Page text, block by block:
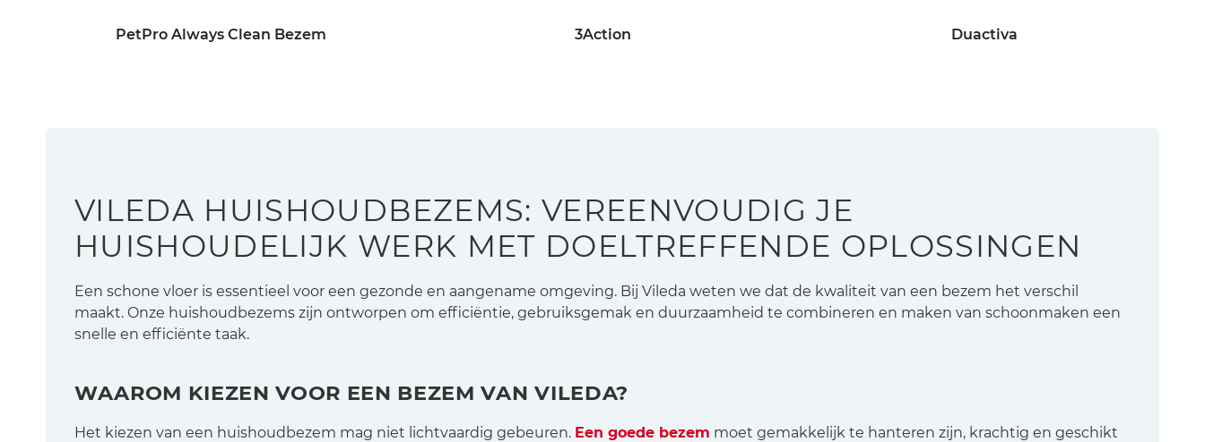
PetPro Always Clean Bezem 3Action Duactiva
VILEDA HUISHOUDBEZEMS: VEREENVOUDIG JE
HUISHOUDELIJK WERK MET DOELTREFFENDE OPLOSSINGEN
Een schone vloer is essentieel voor een gezonde en aangename omgeving. Bij Vileda weten we dat de kwaliteit van een bezem het verschil
maakt. Onze huishoudbezems zijn ontworpen om efficiëntie, gebruiksgemak en duurzaamheid te combineren en maken van schoonmaken een
snelle en efficiënte taak.
WAAROM KIEZEN VOOR EEN BEZEM VAN VILEDA?
Het kiezen van een huishoudbezem mag niet lichtvaardig gebeuren. Een goede bezem moet gemakkelijk te hanteren zijn, krachtig en geschikt